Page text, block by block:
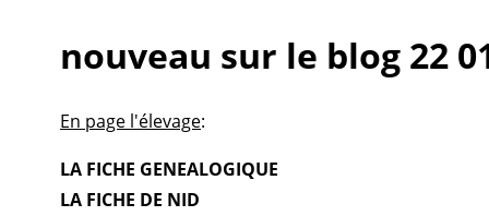
nouveau sur le blog 22
En page l'élevage:
LA FICHE GENEALOGIQUE
LA FICHE DE NID